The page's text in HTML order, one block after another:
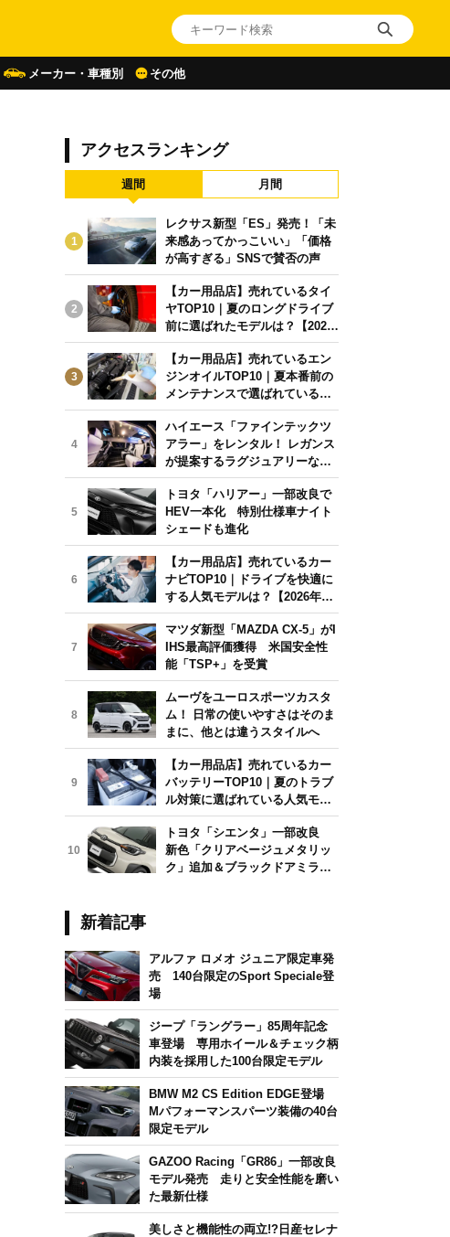
メーカー・車種別 その他
アクセスランキング
週間 月間
1
レクサス新型「ES」発売！「未
来感あってかっこいい」「価格
が高すぎる」SNSで賛否の声
2
【カー用品店】売れているタイ
ヤTOP10｜夏のロングドライブ
前に選ばれたモデルは？【2026
年6月版】
3
【カー用品店】売れているエン
ジンオイルTOP10｜夏本番前の
メンテナンスで選ばれている人
気モデルは？【2026年6月版】
4
ハイエース「ファインテックツ
アラー」をレンタル！ レガンス
が提案するラグジュアリーな移
動体験
5
トヨタ「ハリアー」一部改良で
HEV一本化 特別仕様車ナイト
シェードも進化
6
【カー用品店】売れているカー
ナビTOP10｜ドライブを快適に
する人気モデルは？【2026年6
月版】
7
マツダ新型「MAZDA CX-5」がI
IHS最高評価獲得 米国安全性
能「TSP+」を受賞
8
ムーヴをユーロスポーツカスタ
ム！ 日常の使いやすさはそのま
まに、他とは違うスタイルへ
9
【カー用品店】売れているカー
バッテリーTOP10｜夏のトラブ
ル対策に選ばれている人気モデ
ルは？【2026年6月版】
10
トヨタ「シエンタ」一部改良
新色「クリアベージュメタリッ
ク」追加＆ブラックドアミラー
新着記事
アルファ ロメオ ジュニア限定車発
売 140台限定のSport Speciale登
場
ジープ「ラングラー」85周年記念
車登場 専用ホイール＆チェック柄
内装を採用した100台限定モデル
BMW M2 CS Edition EDGE登場
Mパフォーマンスパーツ装備の40台
限定モデル
GAZOO Racing「GR86」一部改良
モデル発売 走りと安全性能を磨い
た最新仕様
美しさと機能性の両立!?日産セレナ